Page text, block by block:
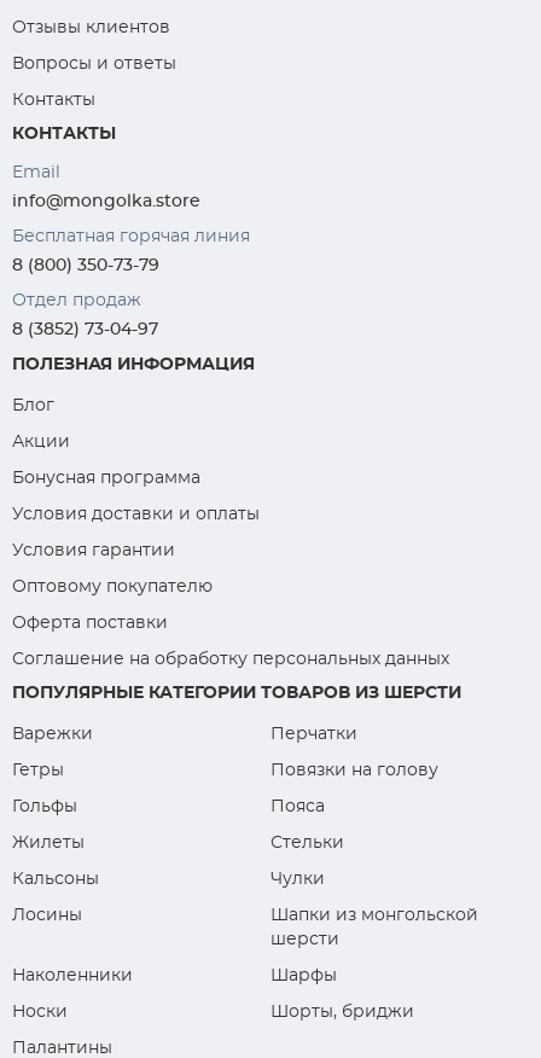
Отзывы клиентов
Вопросы и ответы
Контакты
КОНТАКТЫ
Email
info@mongolka.store
Бесплатная горячая линия
8 (800) 350-73-79
Отдел продаж
8 (3852) 73-04-97
ПОЛЕЗНАЯ ИНФОРМАЦИЯ
Блог
Акции
Бонусная программа
Условия доставки и оплаты
Условия гарантии
Оптовому покупателю
Оферта поставки
Соглашение на обработку персональных данных
ПОПУЛЯРНЫЕ КАТЕГОРИИ ТОВАРОВ ИЗ ШЕРСТИ
Варежки
Перчатки
Гетры
Повязки на голову
Гольфы
Пояса
Жилеты
Стельки
Кальсоны
Чулки
Лосины
Шапки из монгольской
шерсти
Наколенники
Шарфы
Носки
Шорты, бриджи
Палантины